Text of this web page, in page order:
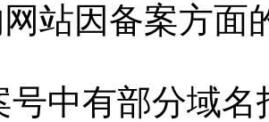
站因备案方面
号中有部分域